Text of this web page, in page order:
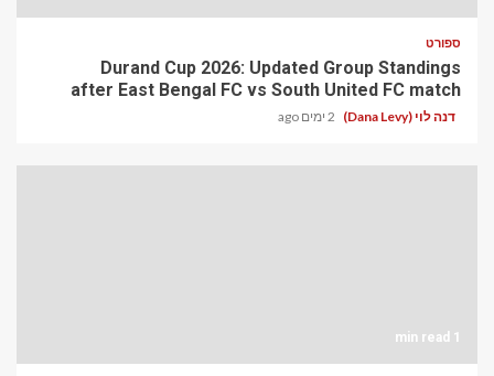
ספורט
Durand Cup 2026: Updated Group Standings
after East Bengal FC vs South United FC match
דנה לוי (Dana Levy) 2 ימים ago
1 min read